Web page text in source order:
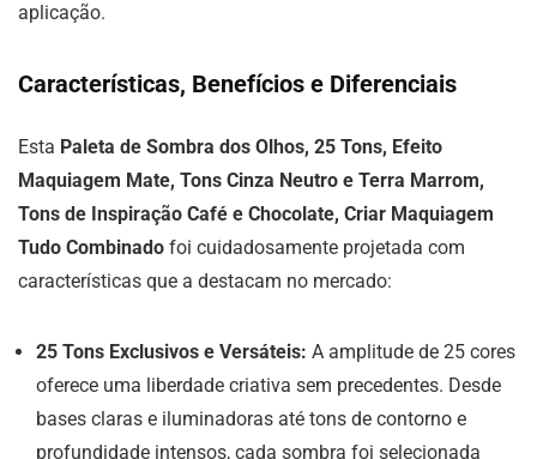
aplicação.
Características, Benefícios e Diferenciais
Esta Paleta de Sombra dos Olhos, 25 Tons, Efeito
Maquiagem Mate, Tons Cinza Neutro e Terra Marrom,
Tons de Inspiração Café e Chocolate, Criar Maquiagem
Tudo Combinado foi cuidadosamente projetada com
características que a destacam no mercado:
25 Tons Exclusivos e Versáteis: A amplitude de 25 cores
oferece uma liberdade criativa sem precedentes. Desde
bases claras e iluminadoras até tons de contorno e
profundidade intensos, cada sombra foi selecionada